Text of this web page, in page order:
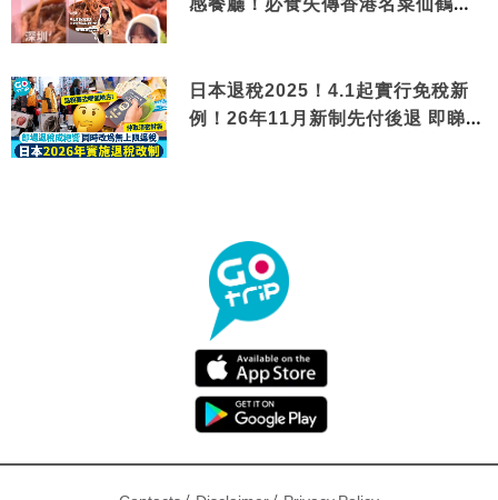
感餐廳！必食失傳香港名菜仙鶴神
日本退稅2025！4.1起實行免稅新
例！26年11月新制先付後退 即睇步